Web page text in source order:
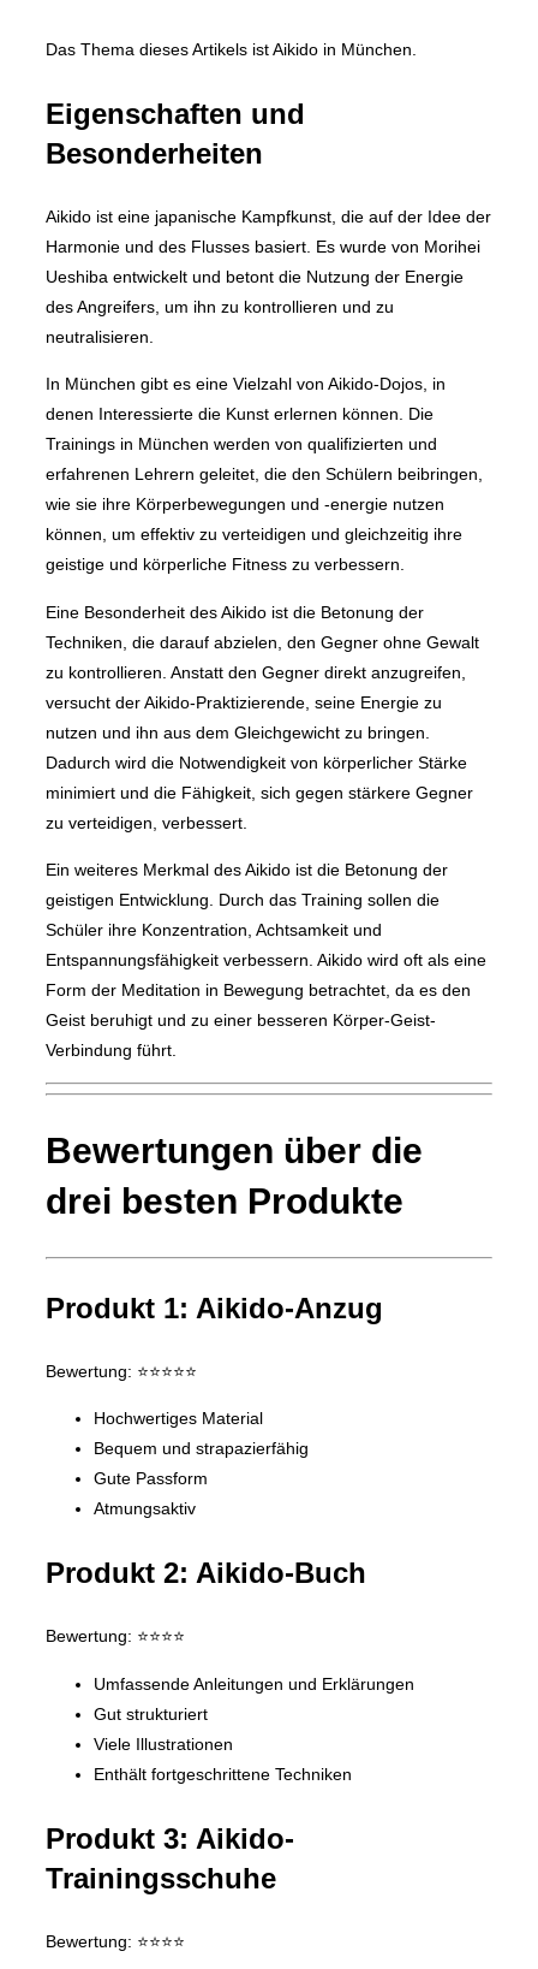
Das Thema dieses Artikels ist Aikido in München.
Eigenschaften und
Besonderheiten
Aikido ist eine japanische Kampfkunst, die auf der Idee der
Harmonie und des Flusses basiert. Es wurde von Morihei
Ueshiba entwickelt und betont die Nutzung der Energie
des Angreifers, um ihn zu kontrollieren und zu
neutralisieren.
In München gibt es eine Vielzahl von Aikido-Dojos, in
denen Interessierte die Kunst erlernen können. Die
Trainings in München werden von qualifizierten und
erfahrenen Lehrern geleitet, die den Schülern beibringen,
wie sie ihre Körperbewegungen und -energie nutzen
können, um effektiv zu verteidigen und gleichzeitig ihre
geistige und körperliche Fitness zu verbessern.
Eine Besonderheit des Aikido ist die Betonung der
Techniken, die darauf abzielen, den Gegner ohne Gewalt
zu kontrollieren. Anstatt den Gegner direkt anzugreifen,
versucht der Aikido-Praktizierende, seine Energie zu
nutzen und ihn aus dem Gleichgewicht zu bringen.
Dadurch wird die Notwendigkeit von körperlicher Stärke
minimiert und die Fähigkeit, sich gegen stärkere Gegner
zu verteidigen, verbessert.
Ein weiteres Merkmal des Aikido ist die Betonung der
geistigen Entwicklung. Durch das Training sollen die
Schüler ihre Konzentration, Achtsamkeit und
Entspannungsfähigkeit verbessern. Aikido wird oft als eine
Form der Meditation in Bewegung betrachtet, da es den
Geist beruhigt und zu einer besseren Körper-Geist-
Verbindung führt.
Bewertungen über die
drei besten Produkte
Produkt 1: Aikido-Anzug
Bewertung: ⭐️⭐️⭐️⭐️⭐️
Hochwertiges Material
Bequem und strapazierfähig
Gute Passform
Atmungsaktiv
Produkt 2: Aikido-Buch
Bewertung: ⭐️⭐️⭐️⭐️
Umfassende Anleitungen und Erklärungen
Gut strukturiert
Viele Illustrationen
Enthält fortgeschrittene Techniken
Produkt 3: Aikido-
Trainingsschuhe
Bewertung: ⭐️⭐️⭐️⭐️